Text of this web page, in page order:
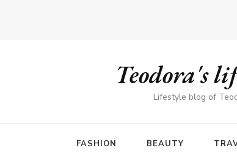
Teodora's
Lifestyle blog of
FASHION BEAUTY